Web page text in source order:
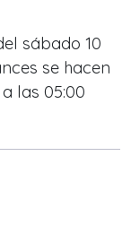
sábado 10
se hacen
las 05:00